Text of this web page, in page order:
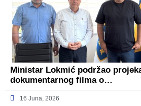
Ministar Lokmić podržao
dokumentarnog filma o…
16 Juna, 2026